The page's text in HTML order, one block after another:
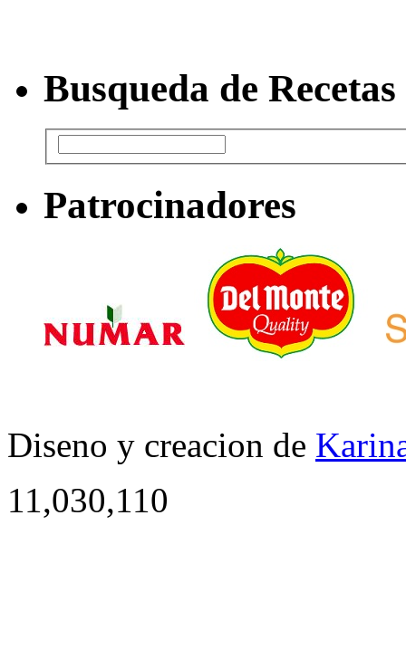
Busqueda de Recetas
Patrocinadores
Diseno y creacion de
11,030,110